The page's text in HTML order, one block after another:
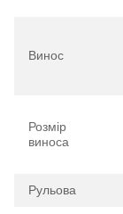
Винос
Розмір
виноса
Рульова